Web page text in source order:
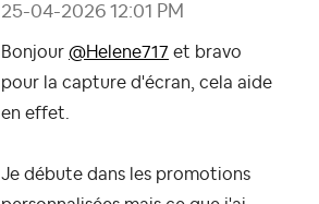
‎25-04-2026 12:01 PM
Bonjour @Helene717 et bravo
pour la capture d'écran, cela aide
en effet.
Je débute dans les promotions